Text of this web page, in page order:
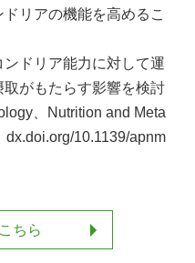
リアの機能を高めるこ
ドリア能力に対して運
がもたらす影響を検討
、Nutrition and Meta
10.1139/apnm
ちら